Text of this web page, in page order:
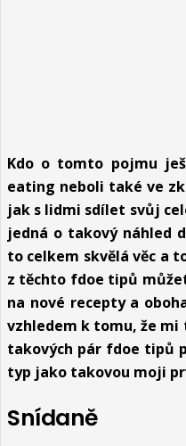
Kdo o tomto pojmu
eating neboli také ve
jak s lidmi sdílet svůj
jedná o takový náhled
to celkem skvělá věc a
z těchto fdoe tipů
na nové recepty a
vzhledem k tomu, že
takových pár fdoe tipů
typ jako takovou moji
Snídaně